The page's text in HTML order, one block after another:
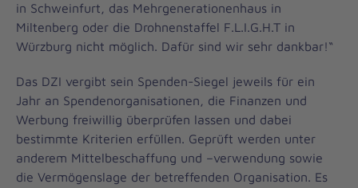
in Schweinfurt, das Mehrgenerationenhaus in
Miltenberg oder die Drohnenstaffel F.L.I.G.H.T in
Würzburg nicht möglich. Dafür sind wir sehr dankbar!“
Das DZI vergibt sein Spenden-Siegel jeweils für ein
Jahr an Spendenorganisationen, die Finanzen und
Werbung freiwillig überprüfen lassen und dabei
bestimmte Kriterien erfüllen. Geprüft werden unter
anderem Mittelbeschaffung und –verwendung sowie
die Vermögenslage der betreffenden Organisation. Es